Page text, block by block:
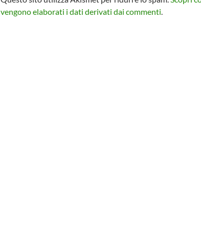
vengono elaborati i dati derivati dai commenti